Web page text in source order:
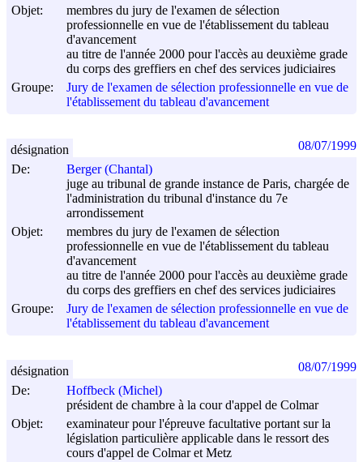
Objet:
membres du jury de l'examen de sélection
professionnelle en vue de l'établissement du tableau
d'avancement
au titre de l'année 2000 pour l'accès au deuxième grade
du corps des greffiers en chef des services judiciaires
Groupe:
Jury de l'examen de sélection professionnelle en vue de
l'établissement du tableau d'avancement
De:
Berger (Chantal)
juge au tribunal de grande instance de Paris, chargée de
l'administration du tribunal d'instance du 7e
arrondissement
Objet:
membres du jury de l'examen de sélection
professionnelle en vue de l'établissement du tableau
d'avancement
au titre de l'année 2000 pour l'accès au deuxième grade
du corps des greffiers en chef des services judiciaires
Groupe:
Jury de l'examen de sélection professionnelle en vue de
l'établissement du tableau d'avancement
désignation 08/07/1999
De:
Hoffbeck (Michel)
président de chambre à la cour d'appel de Colmar
Objet:
examinateur pour l'épreuve facultative portant sur la
législation particulière applicable dans le ressort des
cours d'appel de Colmar et Metz
désignation 08/07/1999